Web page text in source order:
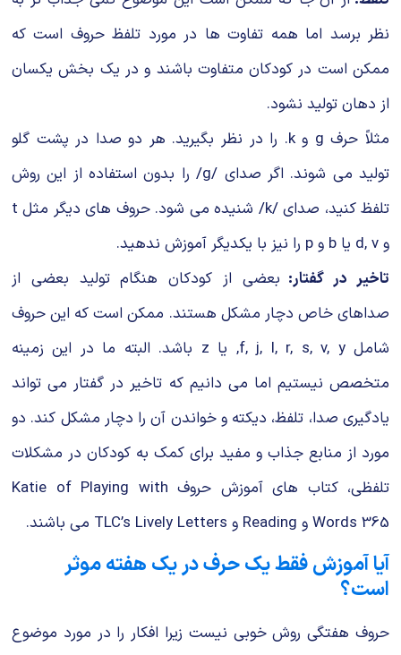
نظر برسد اما همه تفاوت ها در مورد تلفظ حروف است که
ممکن است در کودکان متفاوت باشند و در یک بخش یکسان
از دهان تولید نشود.
مثلاً حرف g و k. را در نظر بگیرید. هر دو صدا در پشت گلو
تولید می شوند. اگر صدای /g/ را بدون استفاده از این روش
تلفظ کنید، صدای /k/ شنیده می شود. حروف های دیگر مثل t
و d, v یا b و p را نیز با یکدیگر آموزش ندهید.
تاخیر در گفتار: بعضی از کودکان هنگام تولید بعضی از
صداهای خاص دچار مشکل هستند. ممکن است که این حروف
شامل f, j, l, r, s, v, y, یا z باشد. البته ما در این زمینه
متخصص نیستیم اما می دانیم که تاخیر در گفتار می تواند
یادگیری صدا، تلفظ، دیکته و خواندن آن را دچار مشکل کند. دو
مورد از منابع جذاب و مفید برای کمک به کودکان در مشکلات
تلفظی، کتاب های آموزش حروف Katie of Playing with
Words 365 و Reading و TLC’s Lively Letters می باشند.
آیا آموزش فقط یک حرف در یک هفته موثر
است؟
حروف هفتگی روش خوبی نیست زیرا افکار را در مورد موضوع